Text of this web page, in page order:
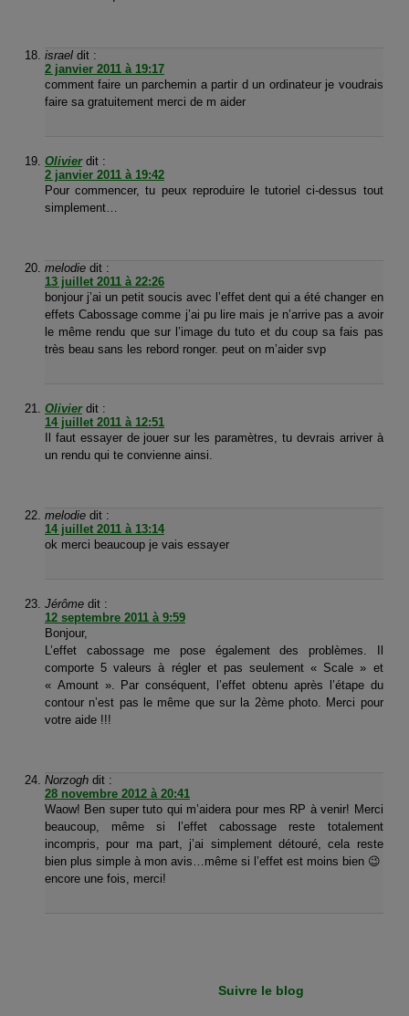
israel dit :
2 janvier 2011 à 19:17
comment faire un parchemin a partir d un ordinateur je voudrais
faire sa gratuitement merci de m aider
Olivier dit :
2 janvier 2011 à 19:42
Pour commencer, tu peux reproduire le tutoriel ci-dessus tout
simplement…
melodie dit :
13 juillet 2011 à 22:26
bonjour j’ai un petit soucis avec l’effet dent qui a été changer en
effets Cabossage comme j’ai pu lire mais je n’arrive pas a avoir
le même rendu que sur l’image du tuto et du coup sa fais pas
très beau sans les rebord ronger. peut on m’aider svp
Olivier dit :
14 juillet 2011 à 12:51
Il faut essayer de jouer sur les paramètres, tu devrais arriver à
un rendu qui te convienne ainsi.
melodie dit :
14 juillet 2011 à 13:14
ok merci beaucoup je vais essayer
Jérôme dit :
12 septembre 2011 à 9:59
Bonjour,
L’effet cabossage me pose également des problèmes. Il
comporte 5 valeurs à régler et pas seulement « Scale » et
« Amount ». Par conséquent, l’effet obtenu après l’étape du
contour n’est pas le même que sur la 2ème photo. Merci pour
votre aide !!!
Norzogh dit :
28 novembre 2012 à 20:41
Waow! Ben super tuto qui m’aidera pour mes RP à venir! Merci
beaucoup, même si l’effet cabossage reste totalement
incompris, pour ma part, j’ai simplement détouré, cela reste
bien plus simple à mon avis…même si l’effet est moins bien 😉
encore une fois, merci!
Suivre le blog